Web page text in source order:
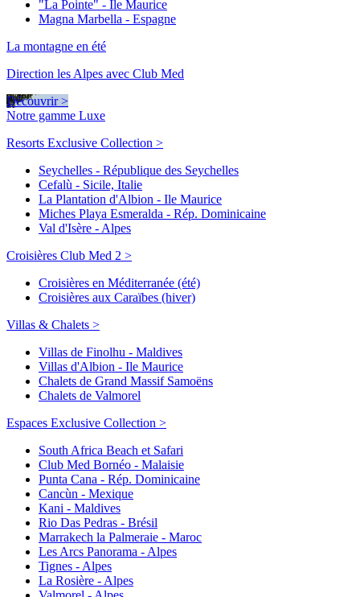
"La Pointe" - Ile Maurice
Magna Marbella - Espagne
La montagne en été
Direction les Alpes avec Club Med
Découvrir >
Notre gamme Luxe
Resorts Exclusive Collection >
Seychelles - République des Seychelles
Cefalù - Sicile, Italie
La Plantation d'Albion - Ile Maurice
Miches Playa Esmeralda - Rép. Dominicaine
Val d'Isère - Alpes
Croisières Club Med 2 >
Croisières en Méditerranée (été)
Croisières aux Caraïbes (hiver)
Villas & Chalets >
Villas de Finolhu - Maldives
Villas d'Albion - Ile Maurice
Chalets de Grand Massif Samoëns
Chalets de Valmorel
Espaces Exclusive Collection >
South Africa Beach et Safari
Club Med Bornéo - Malaisie
Punta Cana - Rép. Dominicaine
Cancùn - Mexique
Kani - Maldives
Rio Das Pedras - Brésil
Marrakech la Palmeraie - Maroc
Les Arcs Panorama - Alpes
Tignes - Alpes
La Rosière - Alpes